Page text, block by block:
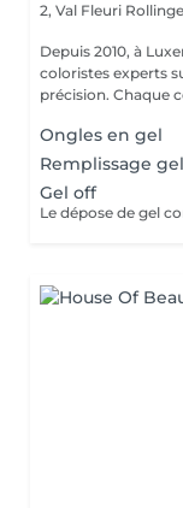
2, Val Fleuri
Depuis 2010, à
coloristes experts
précision. Chaque
Ongles en gel
Remplissage gel
Gel off